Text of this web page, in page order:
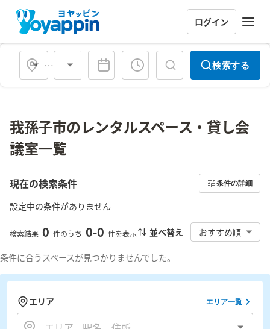
ログイン
会場タイプ 検索する
我孫子市のレンタルスペース・貸し会
議室一覧
現在の検索条件 条件の詳細
設定中の条件がありません
検索結果 0 件のうち 0-0 件を表示 並べ替え おすすめ順
条件に合うスペースが見つかりませんでした。
エリア エリア一覧